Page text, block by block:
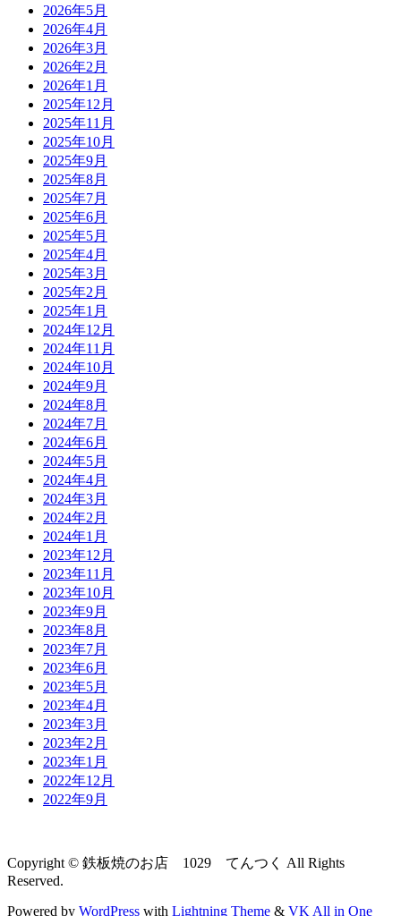
2026年5月
2026年4月
2026年3月
2026年2月
2026年1月
2025年12月
2025年11月
2025年10月
2025年9月
2025年8月
2025年7月
2025年6月
2025年5月
2025年4月
2025年3月
2025年2月
2025年1月
2024年12月
2024年11月
2024年10月
2024年9月
2024年8月
2024年7月
2024年6月
2024年5月
2024年4月
2024年3月
2024年2月
2024年1月
2023年12月
2023年11月
2023年10月
2023年9月
2023年8月
2023年7月
2023年6月
2023年5月
2023年4月
2023年3月
2023年2月
2023年1月
2022年12月
2022年9月
Copyright © 鉄板焼のお店 1029 てんつく All Rights
Reserved.
Powered by WordPress with Lightning Theme & VK All in One